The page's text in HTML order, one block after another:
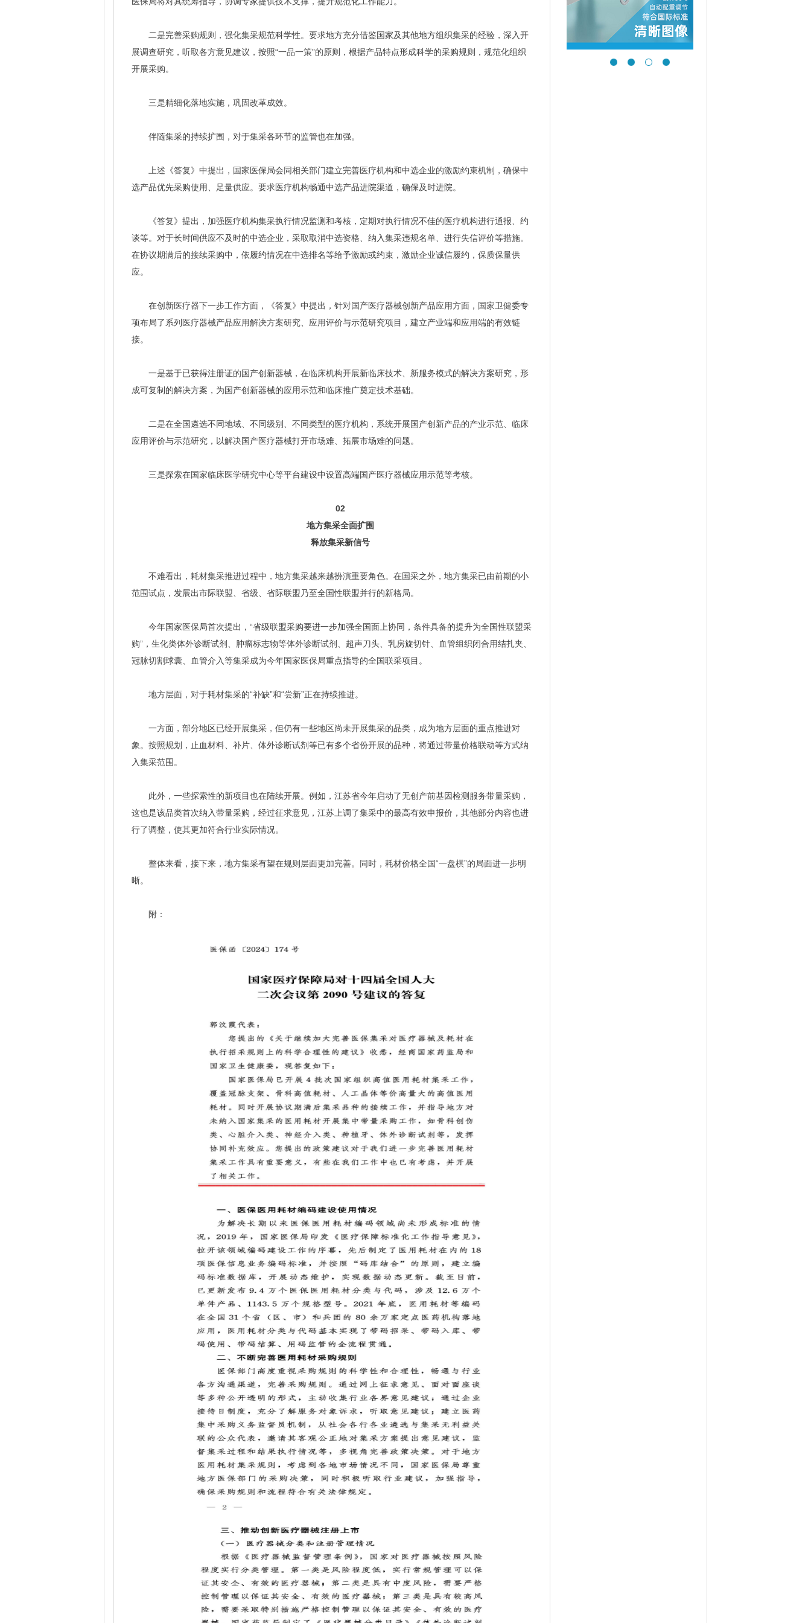
二是完善采购规则，强化集采规范科学性。要求地方充分借鉴国家及其他地方组织集采的经验，深入开
展调查研究，听取各方意见建议，按照“一品一策”的原则，根据产品特点形成科学的采购规则，规范化组织
开展采购。
三是精细化落地实施，巩固改革成效。
伴随集采的持续扩围，对于集采各环节的监管也在加强。
上述《答复》中提出，国家医保局会同相关部门建立完善医疗机构和中选企业的激励约束机制，确保中
选产品优先采购使用、足量供应。要求医疗机构畅通中选产品进院渠道，确保及时进院。
《答复》提出，加强医疗机构集采执行情况监测和考核，定期对执行情况不佳的医疗机构进行通报、约
谈等。对于长时间供应不及时的中选企业，采取取消中选资格、纳入集采违规名单、进行失信评价等措施。
在协议期满后的接续采购中，依履约情况在中选排名等给予激励或约束，激励企业诚信履约，保质保量供
应。
在创新医疗器下一步工作方面，《答复》中提出，针对国产医疗器械创新产品应用方面，国家卫健委专
项布局了系列医疗器械产品应用解决方案研究、应用评价与示范研究项目，建立产业端和应用端的有效链
接。
一是基于已获得注册证的国产创新器械，在临床机构开展新临床技术、新服务模式的解决方案研究，形
成可复制的解决方案，为国产创新器械的应用示范和临床推广奠定技术基础。
二是在全国遴选不同地域、不同级别、不同类型的医疗机构，系统开展国产创新产品的产业示范、临床
应用评价与示范研究，以解决国产医疗器械打开市场难、拓展市场难的问题。
三是探索在国家临床医学研究中心等平台建设中设置高端国产医疗器械应用示范等考核。
02
地方集采全面扩围
释放集采新信号
不难看出，耗材集采推进过程中，地方集采越来越扮演重要角色。在国采之外，地方集采已由前期的小
范围试点，发展出市际联盟、省级、省际联盟乃至全国性联盟并行的新格局。
今年国家医保局首次提出，“省级联盟采购要进一步加强全国面上协同，条件具备的提升为全国性联盟采
购”，生化类体外诊断试剂、肿瘤标志物等体外诊断试剂、超声刀头、乳房旋切针、血管组织闭合用结扎夹、
冠脉切割球囊、血管介入等集采成为今年国家医保局重点指导的全国联采项目。
地方层面，对于耗材集采的“补缺”和“尝新”正在持续推进。
一方面，部分地区已经开展集采，但仍有一些地区尚未开展集采的品类，成为地方层面的重点推进对
象。按照规划，止血材料、补片、体外诊断试剂等已有多个省份开展的品种，将通过带量价格联动等方式纳
入集采范围。
此外，一些探索性的新项目也在陆续开展。例如，江苏省今年启动了无创产前基因检测服务带量采购，
这也是该品类首次纳入带量采购，经过征求意见，江苏上调了集采中的最高有效申报价，其他部分内容也进
行了调整，使其更加符合行业实际情况。
整体来看，接下来，地方集采有望在规则层面更加完善。同时，耗材价格全国“一盘棋”的局面进一步明
晰。
附：